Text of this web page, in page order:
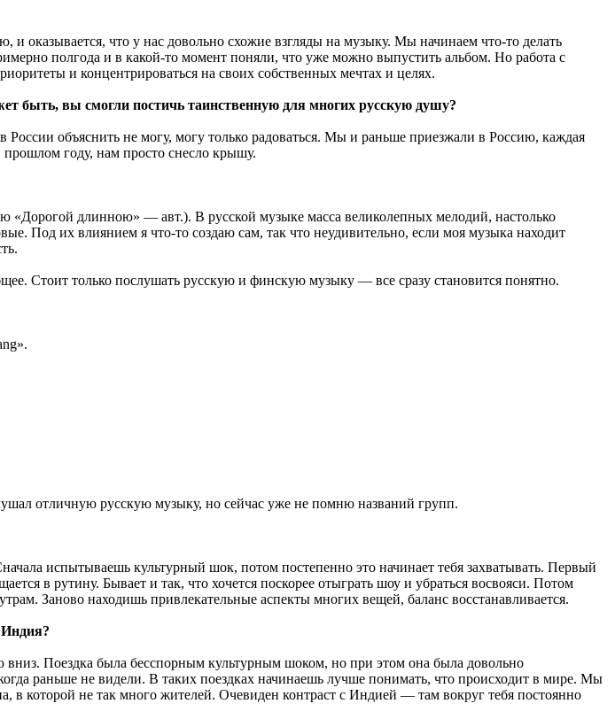
оказывается, что у нас довольно схожие взгляды на музыку. Мы начинаем что-то делать
полгода и в какой-то момент поняли, что уже можно выпустить альбом. Но работа с
и концентрироваться на своих собственных мечтах и целях.
быть, вы смогли постичь таинственную для многих русскую душу?
объяснить не могу, могу только радоваться. Мы и раньше приезжали в Россию, каждая
году, нам просто снесло крышу.
«Дорогой длинною» — авт.). В русской музыке масса великолепных мелодий, настолько
Под их влиянием я что-то создаю сам, так что неудивительно, если моя музыка находит
Стоит только послушать русскую и финскую музыку — все сразу становится понятно.
отличную русскую музыку, но сейчас уже не помню названий групп.
испытываешь культурный шок, потом постепенно это начинает тебя захватывать. Первый
в рутину. Бывает и так, что хочется поскорее отыграть шоу и убраться восвояси. Потом
Заново находишь привлекательные аспекты многих вещей, баланс восстанавливается.
Поездка была бесспорным культурным шоком, но при этом она была довольно
раньше не видели. В таких поездках начинаешь лучше понимать, что происходит в мире. Мы
которой не так много жителей. Очевиден контраст с Индией — там вокруг тебя постоянно